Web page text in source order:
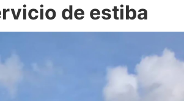
de estiba